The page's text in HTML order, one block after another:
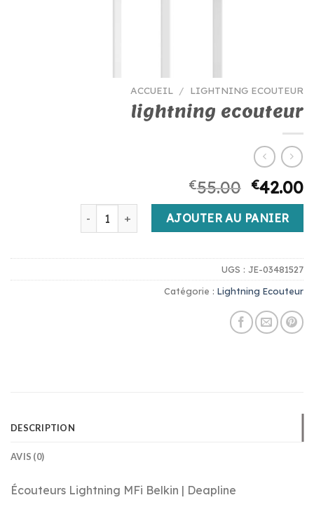
ACCUEIL / LIGHTNING ECOUTEUR
lightning ecouteur
€55.00 €42.00
quantité de lightning ecouteur
AJOUTER AU PANIER
UGS : JE-03481527
Catégorie : Lightning Ecouteur
DESCRIPTION
AVIS (0)
Écouteurs Lightning MFi Belkin | Deapline